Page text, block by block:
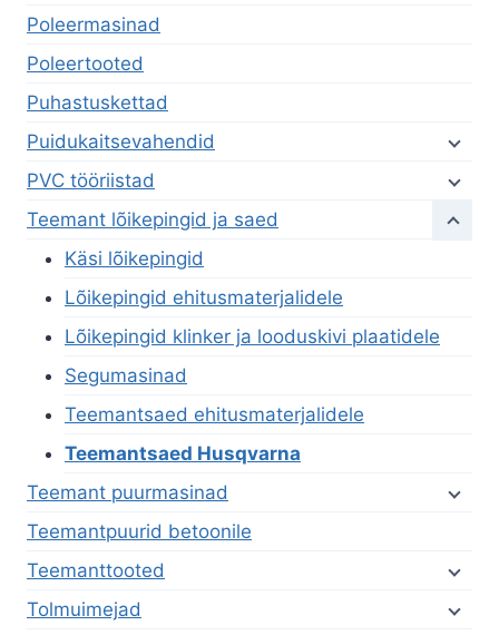
Poleermasinad
Poleertooted
Puhastuskettad
Puidukaitsevahendid
PVC tööriistad
Teemant lõikepingid ja saed
Käsi lõikepingid
Lõikepingid ehitusmaterjalidele
Lõikepingid klinker ja looduskivi plaatidele
Segumasinad
Teemantsaed ehitusmaterjalidele
Teemantsaed Husqvarna
Teemant puurmasinad
Teemantpuurid betoonile
Teemanttooted
Tolmuimejad